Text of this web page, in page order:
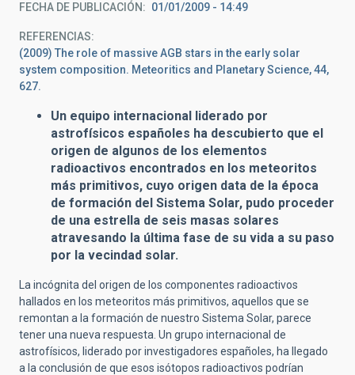
FECHA DE PUBLICACIÓN 01/01/2009 - 14:49
REFERENCIAS
(2009) The role of massive AGB stars in the early solar
system composition. Meteoritics and Planetary Science, 44,
627.
Un equipo internacional liderado por
astrofísicos españoles ha descubierto que el
origen de algunos de los elementos
radioactivos encontrados en los meteoritos
más primitivos, cuyo origen data de la época
de formación del Sistema Solar, pudo proceder
de una estrella de seis masas solares
atravesando la última fase de su vida a su paso
por la vecindad solar.
La incógnita del origen de los componentes radioactivos
hallados en los meteoritos más primitivos, aquellos que se
remontan a la formación de nuestro Sistema Solar, parece
tener una nueva respuesta. Un grupo internacional de
astrofísicos, liderado por investigadores españoles, ha llegado
a la conclusión de que esos isótopos radioactivos podrían